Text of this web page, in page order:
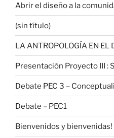
Abrir el diseño a la
(sin título)
LA ANTROPOLOGÍA EN EL
Presentación Proyecto III :
Debate PEC 3 –
Debate – PEC1
Bienvenidos y bienvenidas!